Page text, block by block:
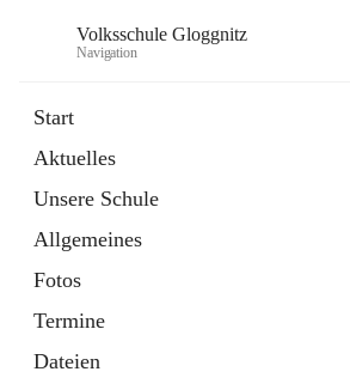
Volksschule Gloggnitz
Navigation
Start
Aktuelles
Unsere Schule
Allgemeines
Fotos
Termine
Dateien